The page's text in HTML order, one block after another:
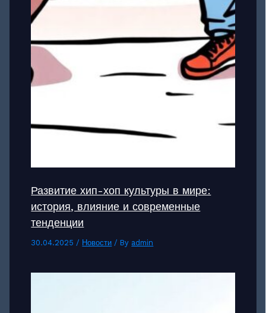
Развитие хип-хоп культуры в мире:
история, влияние и современные
тенденции
30.04.2025/ Новости / By admin